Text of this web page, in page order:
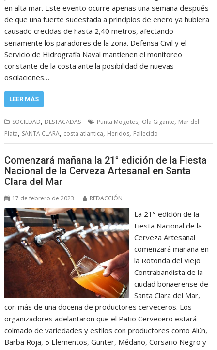
en alta mar. Este evento ocurre apenas una semana después
de que una fuerte sudestada a principios de enero ya hubiera
causado crecidas de hasta 2,40 metros, afectando
seriamente los paradores de la zona. Defensa Civil y el
Servicio de Hidrografía Naval mantienen el monitoreo
constante de la costa ante la posibilidad de nuevas
oscilaciones…
LEER MÁS
SOCIEDAD, DESTACADAS Punta Mogotes, Ola Gigante, Mar del
Plata, SANTA CLARA, costa atlantica, Heridos, Fallecido
Comenzará mañana la 21° edición de la Fiesta
Nacional de la Cerveza Artesanal en Santa
Clara del Mar
17 de febrero de 2023 REDACCIÓN
La 21° edición de la
Fiesta Nacional de la
Cerveza Artesanal
comenzará mañana en
la Rotonda del Viejo
Contrabandista de la
ciudad bonaerense de
Santa Clara del Mar,
con más de una docena de productores cerveceros. Los
organizadores adelantaron que el Patio Cervecero estará
colmado de variedades y estilos con productores como Alün,
Barba Roja, 5 Elementos, Günter, Médano, Corsario Negro y